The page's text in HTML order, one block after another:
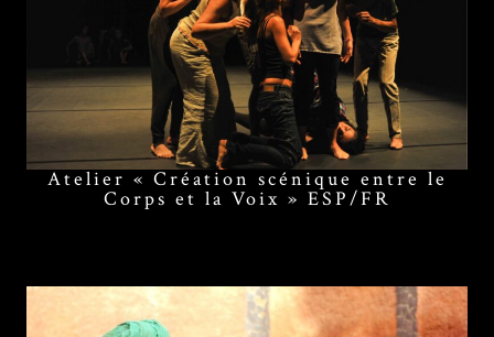
Atelier « Création scénique entre le
Corps et la Voix » ESP/FR